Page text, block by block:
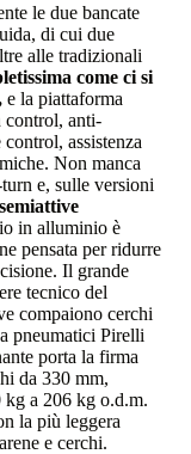
le due bancate
di cui due
alle tradizionali
come ci si
e la piattaforma
control, anti-
assistenza
Non manca
e, sulle versioni
in alluminio è
pensata per ridurre
Il grande
tecnico del
compaiono cerchi
pneumatici Pirelli
porta la firma
da 330 mm,
kg a 206 kg o.d.m.
la più leggera
e cerchi.